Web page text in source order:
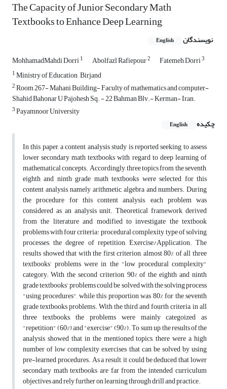
The Capacity of Junior Secondary Math
Textbooks to Enhance Deep Learning
نویسندگان English
MohhamadMahdi Dorri1 Abolfazl Rafiepour2 Fatemeh Dorri3
1Ministry of Education , Birjand
2Room 267- Mahani Building- Faculty of mathematics and computer-
Shahid Bahonar U Pajohesh Sq. - 22 Bahman Blv.- Kerman- Iran.
3Payamnoor University
چکیده
English
In this paper, a content analysis study is reported seeking to assess
lower secondary math textbooks with regard to deep learning of
mathematical concepts. Accordingly, three topics from the seventh,
eighth and ninth grade math textbooks were selected for this
content analysis, namely arithmetic, algebra and numbers. During
the procedure for this content analysis, each problem was
considered as an analysis unit. Theoretical framework derived
from the literature and modified to investigate the textbook
problems with four criteria: procedural complexity, type of solving
processes, the degree of repetition, Exercise/Application. The
results showed that with the first criterion, almost 80% of all three
textbooks’ problems were in the "low procedural complexity"
category; With the second criterion, 90% of the eighth and ninth
grade textbooks’ problems could be solved with the solving process
"using procedures", while this proportion was 80% for the seventh
grade textbooks problems. With the third and fourth criteria, in all
three textbooks, the problems were mainly categoized as
"repetition" (60%) and "exercise" (90%). To sum up, the results of the
analysis showed that in the mentioned topics, there were a high
number of low complexity exercises that can be solved by using
pre-learned procedures. As a result, it could be deduced that lower
secondary math textbooks are far from the intended curriculum
objectives and rely further on learning through drill and practice.